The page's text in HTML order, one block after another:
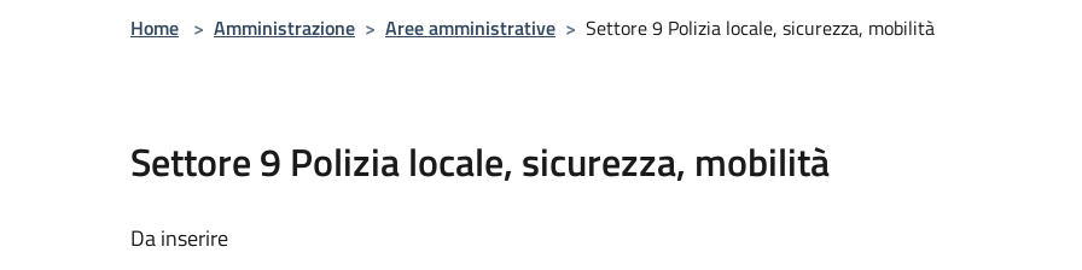
Home > Amministrazione > Aree amministrative > Settore 9 Polizia locale, sicurezza, mobilità
Settore 9 Polizia locale, sicurezza, mobilità
Da inserire